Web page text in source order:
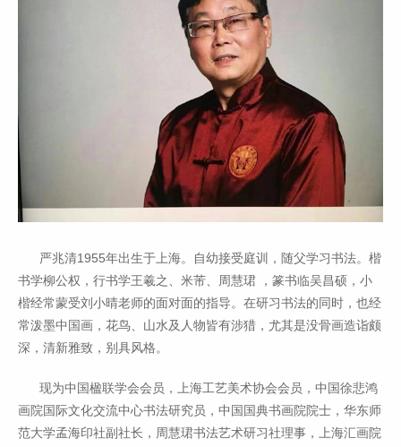
严兆清1955年出生于上海。自幼接受庭训，随父学习书法。楷
书学柳公权，行书学王羲之、米芾、周慧珺 ，篆书临吴昌硕，小
楷经常蒙受刘小晴老师的面对面的指导。在研习书法的同时，也经
常泼墨中国画，花鸟、山水及人物皆有涉猎，尤其是没骨画造诣颇
深，清新雅致，别具风格。
现为中国楹联学会会员，上海工艺美术协会会员，中国徐悲鸿
画院国际文化交流中心书法研究员，中国国典书画院院士，华东师
范大学孟海印社副社长，周慧珺书法艺术研习社理事，上海汇画院